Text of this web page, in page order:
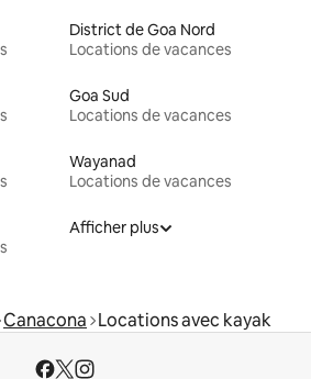
District de Goa Nord
Locations de vacances
Goa Sud
Locations de vacances
Wayanad
Locations de vacances
Afficher plus
Canacona Locations avec kayak